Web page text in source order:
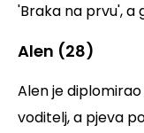
'Braka na prvu', a
Alen (28)
Alen je
voditelj, a pjeva